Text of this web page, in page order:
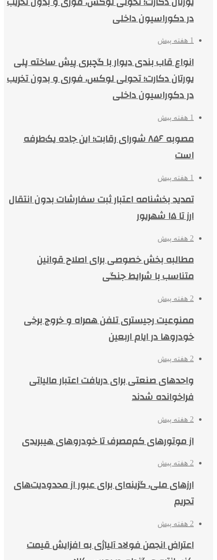
در دکوراسیون داخلی
1 هفته پیش
انواع قاب بندی دیوار با گچبری پیش ساخته پلی
یورتان دکارت؛ تحولی لوکس، فوری و بدون تخریب
در دکوراسیون داخلی
1 هفته پیش
مصوبه ۸۵۶ شورای رقابت؛ این جاده یک‌طرفه
است
1 هفته پیش
تمدید بخشنامه اعتبار ثبت سفارشات بدون انتقال
ارز تا ۱۵ شهریور
2 هفته پیش
مطالبه بخش خصوصی برای اصلاح قوانین
متناسب با شرایط جنگی
2 هفته پیش
ممنوعیت رجیستری تلفن همراه و خروج برخی
خودروها در ایام اربعین
2 هفته پیش
واحدهای صنعتی برای دریافت اعتبار مالیاتی
فراخوانده شدند
2 هفته پیش
از موتورهای کم‌مصرف تا خودروهای هیبریدی
2 هفته پیش
ارزهای ملی، گزینه‌ای برای عبور از محدودیت‌های
تحریم
2 هفته پیش
اعتراض انجمن فولاد آلیاژی به افزایش قیمت